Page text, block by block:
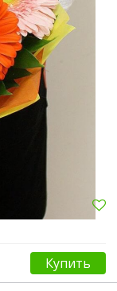
Купить